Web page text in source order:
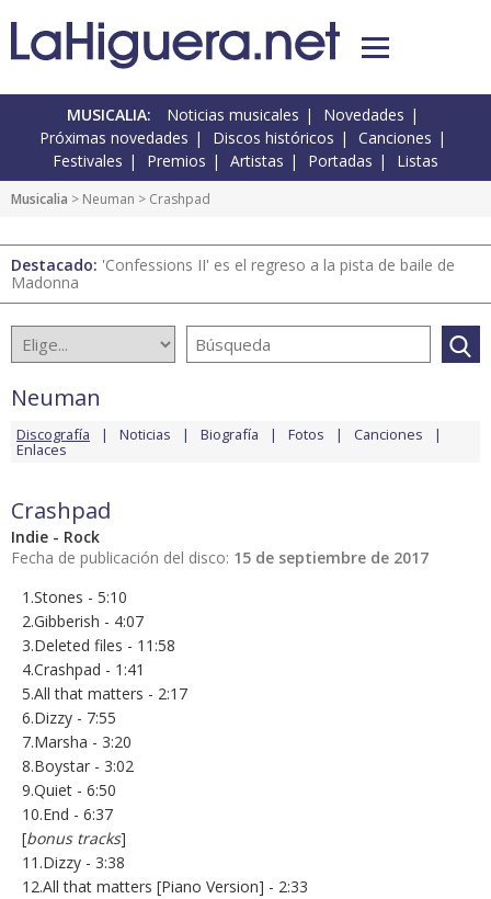
MUSICALIA: Noticias musicales
Novedades
Próximas novedades
Discos históricos
Canciones
Festivales
Premios Artistas Portadas Listas
Musicalia > Neuman > Crashpad
Destacado: 'Confessions II' es el regreso a la pista de baile de
Madonna
Neuman
Discografía Noticias Biografía Fotos Canciones
Enlaces
Crashpad
Indie - Rock
Fecha de publicación del disco: 15 de septiembre de 2017
1.Stones - 5:10
2.Gibberish - 4:07
3.Deleted files - 11:58
4.Crashpad - 1:41
5.All that matters - 2:17
6.Dizzy - 7:55
7.Marsha - 3:20
8.Boystar - 3:02
9.Quiet - 6:50
10.End - 6:37
[bonus tracks]
11.Dizzy - 3:38
12.All that matters [Piano Version] - 2:33